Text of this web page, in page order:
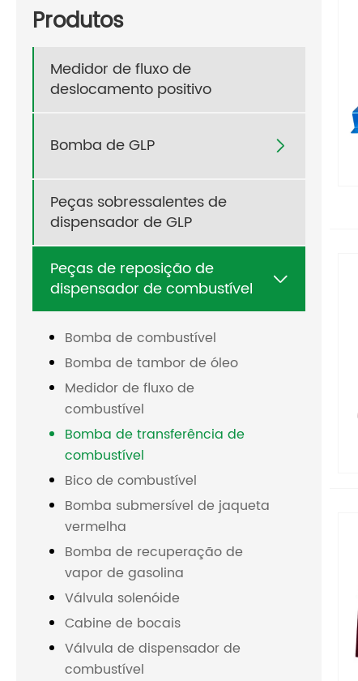
Produtos
Medidor de fluxo de
deslocamento positivo
Bomba de GLP 
Peças sobressalentes de
dispensador de GLP
Peças de reposição de
dispensador de combustível

Bomba de combustível
Bomba de tambor de óleo
Medidor de fluxo de
combustível
Bomba de transferência de
combustível
Bico de combustível
Bomba submersível de jaqueta
vermelha
Bomba de recuperação de
vapor de gasolina
Válvula solenóide
Cabine de bocais
Válvula de dispensador de
combustível